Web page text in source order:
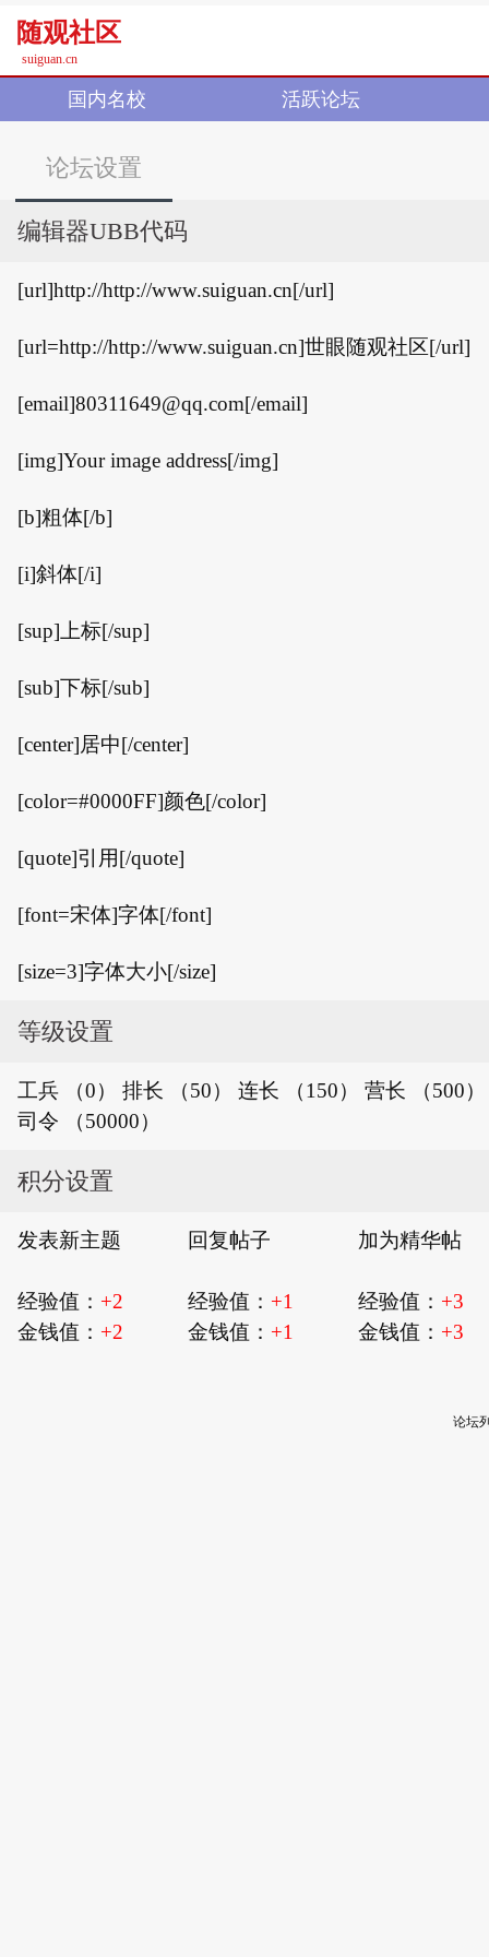
随观社区
suiguan.cn
国内名校 活跃论坛
论坛设置
编辑器UBB代码
[url]http://http://www.suiguan.cn[/url]
[url=http://http://www.suiguan.cn]世眼随观社区[/url]
[email]80311649@qq.com[/email]
[img]Your image address[/img]
[b]粗体[/b]
[i]斜体[/i]
[sup]上标[/sup]
[sub]下标[/sub]
[center]居中[/center]
[color=#0000FF]颜色[/color]
[quote]引用[/quote]
[font=宋体]字体[/font]
[size=3]字体大小[/size]
等级设置
工兵 （0） 排长 （50） 连长 （150） 营长 （500）
司令
（50000）
积分设置
发表新主题
经验值： +2
金钱值： +2
回复帖子
经验值： +1
金钱值： +1
加为精华帖
经验值： +3
金钱值： +3
论坛